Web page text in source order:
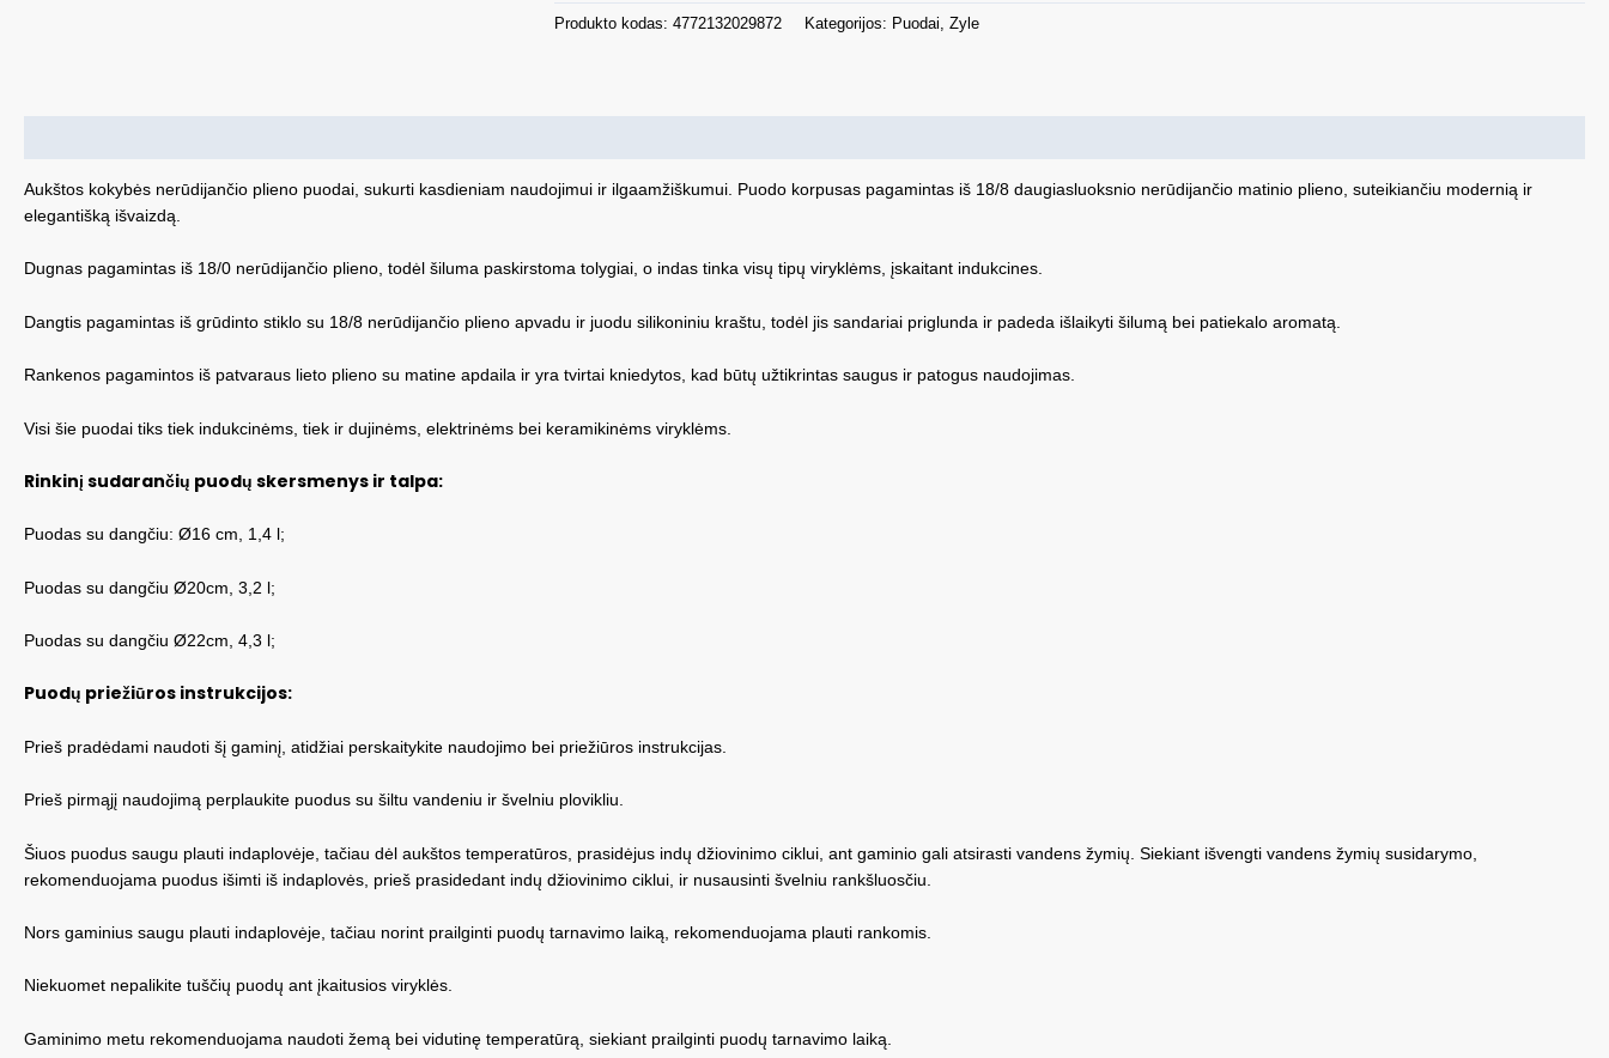
rinkinys
Produkto kodas:4772132029872 Kategorijos: Puodai,Zyle
Aukštos kokybės nerūdijančio plieno puodai, sukurti kasdieniam naudojimui ir ilgaamžiškumui. Puodo korpusas pagamintas iš 18/8 daugiasluoksnio nerūdijančio matinio plieno, suteikiančiu modernią ir
elegantišką išvaizdą.
Dugnas pagamintas iš 18/0 nerūdijančio plieno, todėl šiluma paskirstoma tolygiai, o indas tinka visų tipų viryklėms, įskaitant indukcines.
Dangtis pagamintas iš grūdinto stiklo su 18/8 nerūdijančio plieno apvadu ir juodu silikoniniu kraštu, todėl jis sandariai priglunda ir padeda išlaikyti šilumą bei patiekalo aromatą.
Rankenos pagamintos iš patvaraus lieto plieno su matine apdaila ir yra tvirtai kniedytos, kad būtų užtikrintas saugus ir patogus naudojimas.
Visi šie puodai tiks tiek indukcinėms, tiek ir dujinėms, elektrinėms bei keramikinėms viryklėms.
Rinkinį sudarančių puodų skersmenys ir talpa:
Puodas su dangčiu: Ø16 cm, 1,4 l;
Puodas su dangčiu Ø20cm, 3,2 l;
Puodas su dangčiu Ø22cm, 4,3 l;
Puodų priežiūros instrukcijos:
Prieš pradėdami naudoti šį gaminį, atidžiai perskaitykite naudojimo bei priežiūros instrukcijas.
Prieš pirmąjį naudojimą perplaukite puodus su šiltu vandeniu ir švelniu plovikliu.
Šiuos puodus saugu plauti indaplovėje, tačiau dėl aukštos temperatūros, prasidėjus indų džiovinimo ciklui, ant gaminio gali atsirasti vandens žymių. Siekiant išvengti vandens žymių susidarymo,
rekomenduojama puodus išimti iš indaplovės, prieš prasidedant indų džiovinimo ciklui, ir nusausinti švelniu rankšluosčiu.
Nors gaminius saugu plauti indaplovėje, tačiau norint prailginti puodų tarnavimo laiką, rekomenduojama plauti rankomis.
Niekuomet nepalikite tuščių puodų ant įkaitusios viryklės.
Gaminimo metu rekomenduojama naudoti žemą bei vidutinę temperatūrą, siekiant prailginti puodų tarnavimo laiką.